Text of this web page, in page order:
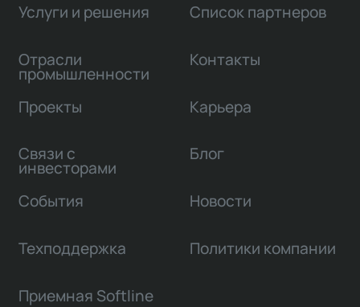
Услуги и решения
Отрасли
промышленности
Проекты
Связи с
инвесторами
Список партнеров
Контакты
Карьера
Блог
События Новости
Техподдержка Политики компании
Приемная Softline